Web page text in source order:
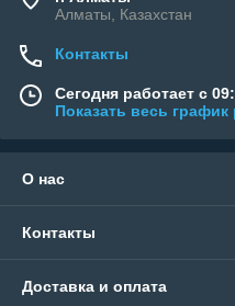
Алматы, Казахстан
Контакты
Сегодня работает с
Показать весь
О нас
Контакты
Доставка и оплата